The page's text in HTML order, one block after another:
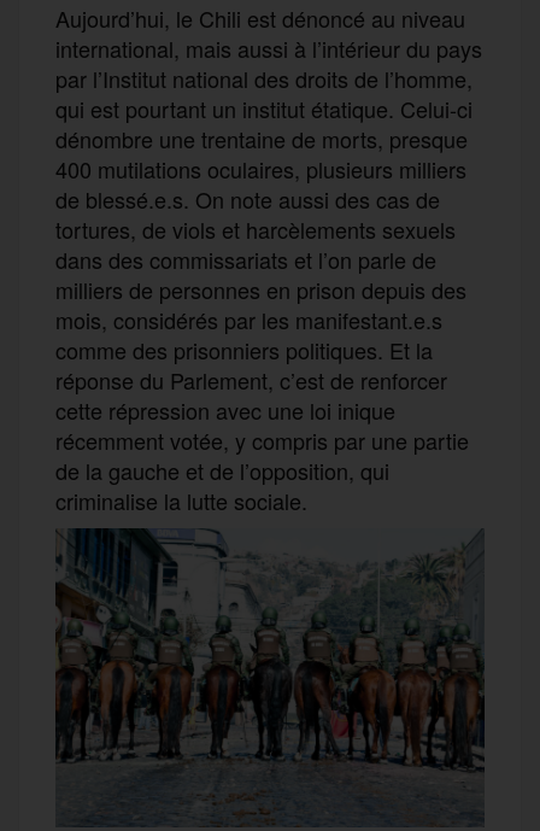
Aujourd’hui, le Chili est dénoncé au niveau
international, mais aussi à l’intérieur du pays
par l’Institut national des droits de l’homme,
qui est pourtant un institut étatique. Celui-ci
dénombre une trentaine de morts, presque
400 mutilations oculaires, plusieurs milliers
de blessé.e.s. On note aussi des cas de
tortures, de viols et harcèlements sexuels
dans des commissariats et l’on parle de
milliers de personnes en prison depuis des
mois, considérés par les manifestant.e.s
comme des prisonniers politiques. Et la
réponse du Parlement, c’est de renforcer
cette répression avec une loi inique
récemment votée, y compris par une partie
de la gauche et de l’opposition, qui
criminalise la lutte sociale.